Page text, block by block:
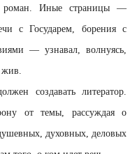
роман. Иные страницы —
с Государем, борения с
— узнавал, волнуясь,
жив.
создавать литератор.
от темы, рассуждая о
духовных, деловых